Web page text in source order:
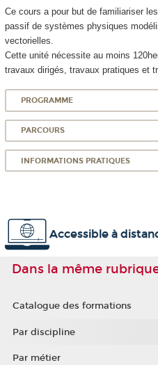
Ce cours a pour but de familiariser
passif de systèmes physiques
vectorielles.
Cette unité nécessite au moins
travaux dirigés, travaux pratiques et
PROGRAMME
PARCOURS
INFORMATIONS PRATIQUES
Accessible à
Dans la même
Catalogue des formations
Par discipline
Par métier